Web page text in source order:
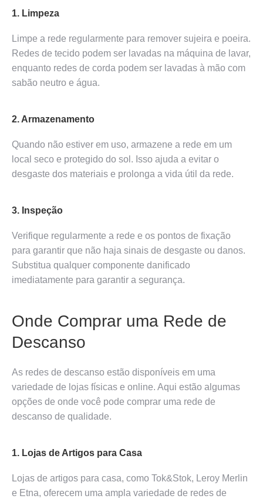
1. Limpeza
Limpe a rede regularmente para remover sujeira e poeira.
Redes de tecido podem ser lavadas na máquina de lavar,
enquanto redes de corda podem ser lavadas à mão com
sabão neutro e água.
2. Armazenamento
Quando não estiver em uso, armazene a rede em um
local seco e protegido do sol. Isso ajuda a evitar o
desgaste dos materiais e prolonga a vida útil da rede.
3. Inspeção
Verifique regularmente a rede e os pontos de fixação
para garantir que não haja sinais de desgaste ou danos.
Substitua qualquer componente danificado
imediatamente para garantir a segurança.
Onde Comprar uma Rede de
Descanso
As redes de descanso estão disponíveis em uma
variedade de lojas físicas e online. Aqui estão algumas
opções de onde você pode comprar uma rede de
descanso de qualidade.
1. Lojas de Artigos para Casa
Lojas de artigos para casa, como Tok&Stok, Leroy Merlin
e Etna, oferecem uma ampla variedade de redes de